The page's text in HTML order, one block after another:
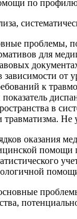
по
проблемы,
для
от
к
в
оказания
помощи